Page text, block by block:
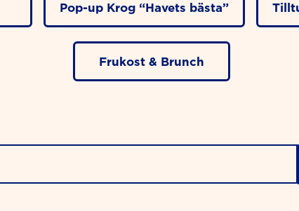
Pop-up Krog “Havets bästa”
Frukost & Brunch